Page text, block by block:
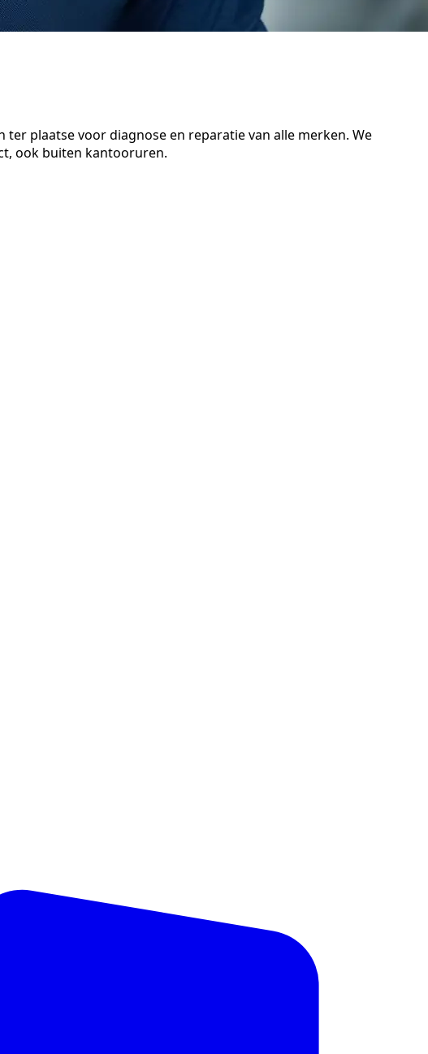
plaatse voor diagnose en reparatie van alle merken. We
ook buiten kantooruren.